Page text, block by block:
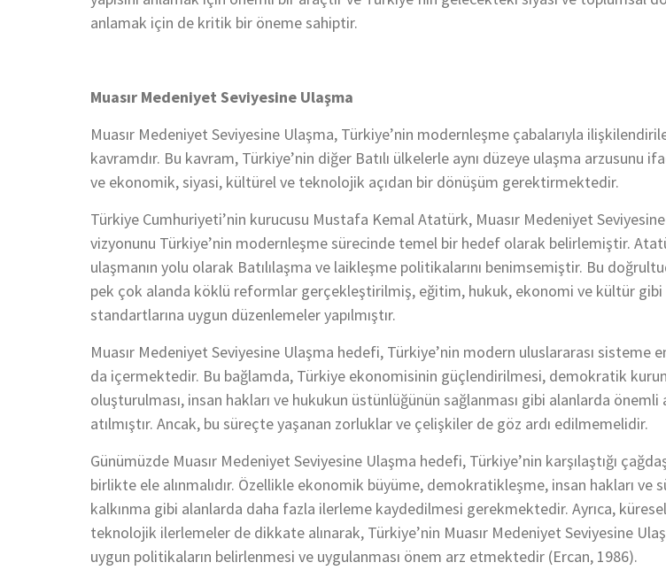
anlamak için de kritik bir öneme sahiptir.
Muasır Medeniyet Seviyesine Ulaşma
Muasır Medeniyet Seviyesine Ulaşma, Türkiye’nin modernleşme çabalarıyla
kavramdır. Bu kavram, Türkiye’nin diğer Batılı ülkelerle aynı düzeye ulaşma arzusunu
ve ekonomik, siyasi, kültürel ve teknolojik açıdan bir dönüşüm gerektirmektedir.
Türkiye Cumhuriyeti’nin kurucusu Mustafa Kemal Atatürk, Muasır Medeniyet
vizyonunu Türkiye’nin modernleşme sürecinde temel bir hedef olarak belirlemiştir.
ulaşmanın yolu olarak Batılılaşma ve laikleşme politikalarını benimsemiştir. Bu
pek çok alanda köklü reformlar gerçekleştirilmiş, eğitim, hukuk, ekonomi ve kültür gibi
standartlarına uygun düzenlemeler yapılmıştır.
Muasır Medeniyet Seviyesine Ulaşma hedefi, Türkiye’nin modern uluslararası sisteme
da içermektedir. Bu bağlamda, Türkiye ekonomisinin güçlendirilmesi, demokratik
oluşturulması, insan hakları ve hukukun üstünlüğünün sağlanması gibi alanlarda önemli
atılmıştır. Ancak, bu süreçte yaşanan zorluklar ve çelişkiler de göz ardı edilmemelidir.
Günümüzde Muasır Medeniyet Seviyesine Ulaşma hedefi, Türkiye’nin karşılaştığı
birlikte ele alınmalıdır. Özellikle ekonomik büyüme, demokratikleşme, insan hakları ve
kalkınma gibi alanlarda daha fazla ilerleme kaydedilmesi gerekmektedir. Ayrıca,
teknolojik ilerlemeler de dikkate alınarak, Türkiye’nin Muasır Medeniyet Seviyesine
uygun politikaların belirlenmesi ve uygulanması önem arz etmektedir (Ercan, 1986).